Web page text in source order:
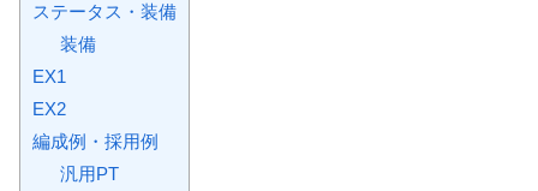
ステータス・装備
装備
EX1
EX2
編成例・採用例
汎用PT